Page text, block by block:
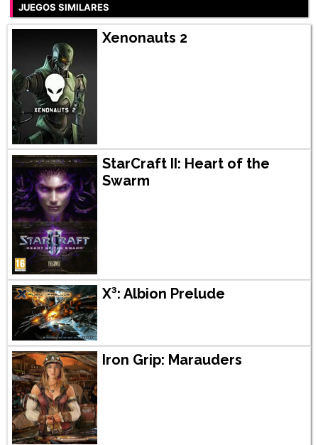
JUEGOS SIMILARES
Xenonauts 2
StarCraft II: Heart of the
Swarm
X³: Albion Prelude
Iron Grip: Marauders